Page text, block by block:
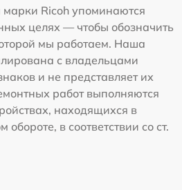
марки Ricoh упоминаются
целях — чтобы обозначить
мы работаем. Наша
с владельцами
и не представляет их
работ выполняются
находящихся в
в соответствии со ст.